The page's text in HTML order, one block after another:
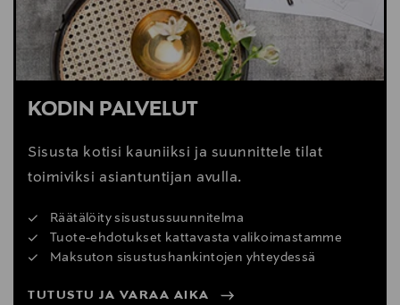
KODIN PALVELUT
Sisusta kotisi kauniiksi ja suunnittele tilat
toimiviksi asiantuntijan avulla.
Räätälöity sisustussuunnitelma
Tuote-ehdotukset kattavasta valikoimastamme
Maksuton sisustushankintojen yhteydessä
TUTUSTU JA VARAA AIKA